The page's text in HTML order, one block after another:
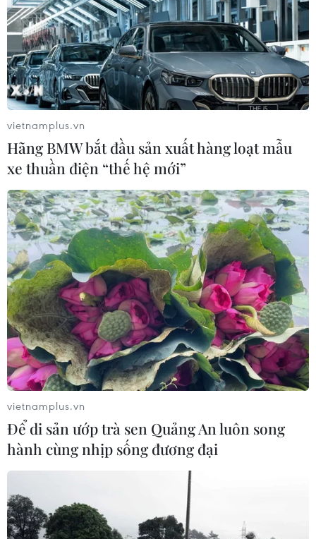
vietnamplus.vn
Hãng BMW bắt đầu sản xuất hàng loạt mẫu
xe thuần điện “thế hệ mới”
vietnamplus.vn
Để di sản ướp trà sen Quảng An luôn song
hành cùng nhịp sống đương đại